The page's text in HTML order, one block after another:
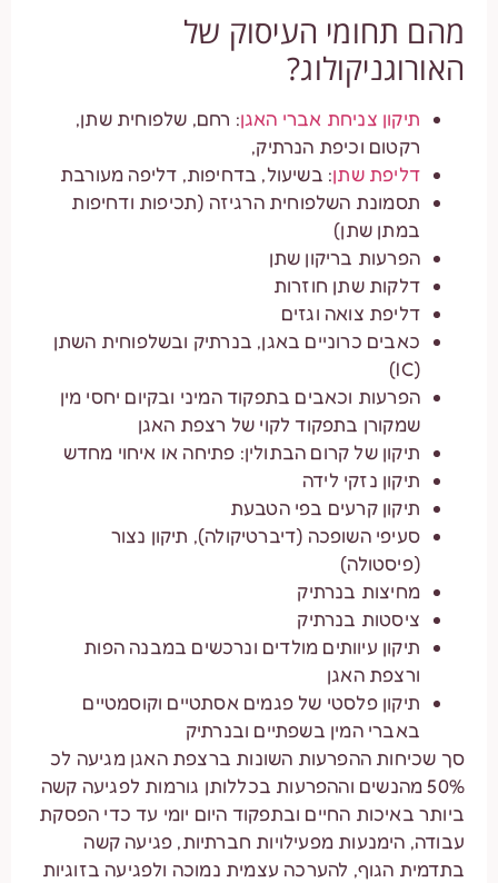
מהם תחומי העיסוק של
האורוגניקולוג?
תיקון צניחת אברי האגן: רחם, שלפוחית שתן,
רקטום וכיפת הנרתיק,
דליפת שתן: בשיעול, בדחיפות, דליפה מעורבת
תסמונת השלפוחית הרגיזה (תכיפות ודחיפות
במתן שתן)
הפרעות בריקון שתן
דלקות שתן חוזרות
דליפת צואה וגזים
כאבים כרוניים באגן, בנרתיק ובשלפוחית השתן
(IC)
הפרעות וכאבים בתפקוד המיני ובקיום יחסי מין
שמקורן בתפקוד לקוי של רצפת האגן
תיקון של קרום הבתולין: פתיחה או איחוי מחדש
תיקון נזקי לידה
תיקון קרעים בפי הטבעת
סעיפי השופכה (דיברטיקולה), תיקון נצור
(פיסטולה)
מחיצות בנרתיק
ציסטות בנרתיק
תיקון עיוותים מולדים ונרכשים במבנה הפות
ורצפת האגן
תיקון פלסטי של פגמים אסתטיים וקוסמטיים
באברי המין בשפתיים ובנרתיק
סך שכיחות ההפרעות השונות ברצפת האגן מגיעה לכ
50% מהנשים וההפרעות בכללותן גורמות לפגיעה קשה
ביותר באיכות החיים ובתפקוד היום יומי עד כדי הפסקת
עבודה, הימנעות מפעילויות חברתיות, פגיעה קשה
בתדמית הגוף, להערכה עצמית נמוכה ולפגיעה בזוגיות